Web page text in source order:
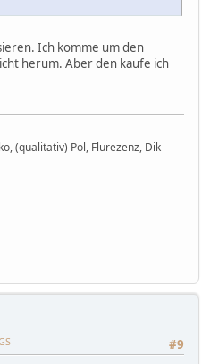
Ich komme um den
herum. Aber den kaufe ich
(qualitativ) Pol, Flurezenz, Dik
#9